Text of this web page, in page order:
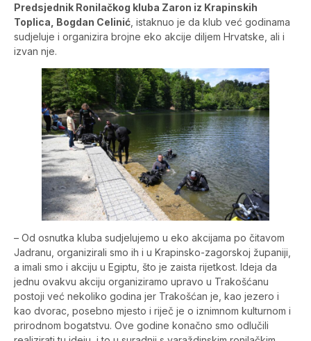
Predsjednik Ronilačkog kluba Zaron iz Krapinskih
Toplica, Bogdan Celinić , istaknuo je da klub već godinama
sudjeluje i organizira brojne eko akcije diljem Hrvatske, ali i
izvan nje.
– Od osnutka kluba sudjelujemo u eko akcijama po čitavom
Jadranu, organizirali smo ih i u Krapinsko-zagorskoj županiji,
a imali smo i akciju u Egiptu, što je zaista rijetkost. Ideja da
jednu ovakvu akciju organiziramo upravo u Trakošćanu
postoji već nekoliko godina jer Trakošćan je, kao jezero i
kao dvorac, posebno mjesto i riječ je o iznimnom kulturnom i
prirodnom bogatstvu. Ove godine konačno smo odlučili